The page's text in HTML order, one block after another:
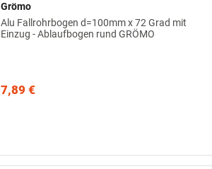
Grömo
Alu Fallrohrbogen d=100mm x 72 Grad mit
Einzug - Ablaufbogen rund GRÖMO
7,89 €